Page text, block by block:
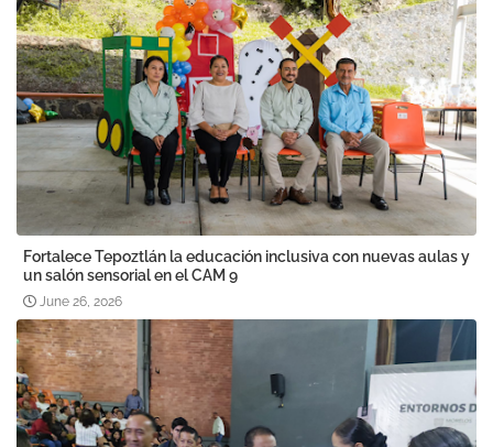
Fortalece Tepoztlán la educación inclusiva con nuevas aulas y
un salón sensorial en el CAM 9
June 26, 2026